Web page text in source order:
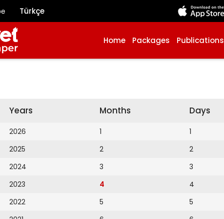
Türkçe
Home Packages Publications
Years
2026
2025
2024
2023
2022
Months
1
2
3
4
5
Days
1
2
3
4
5